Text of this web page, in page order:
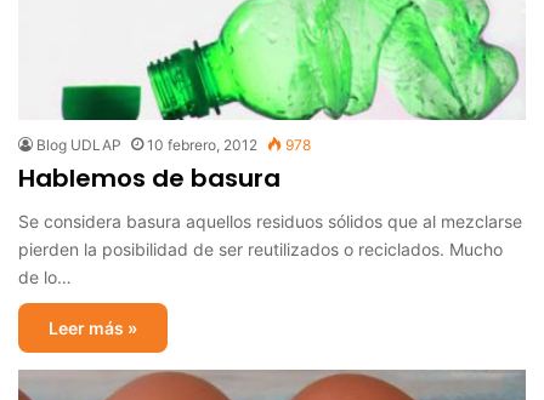
Blog UDLAP 10 febrero, 2012 978
Hablemos de basura
Se considera basura aquellos residuos sólidos que al mezclarse
pierden la posibilidad de ser reutilizados o reciclados. Mucho
de lo…
Leer más »